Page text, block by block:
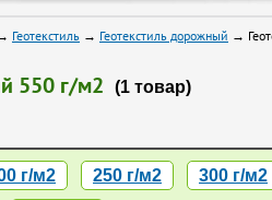
Геотекстиль → Геотекстиль дорожный →
550 г/м2 (1 товар)
г/м2 250 г/м2 300 г/м2